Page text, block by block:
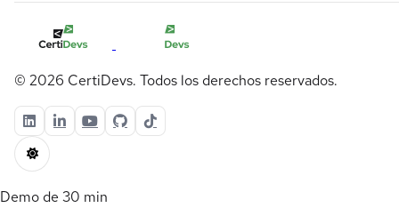
© 2026 CertiDevs. Todos los derechos reservados.
Demo de 30 min